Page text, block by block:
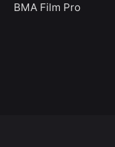
BMA Film Pro